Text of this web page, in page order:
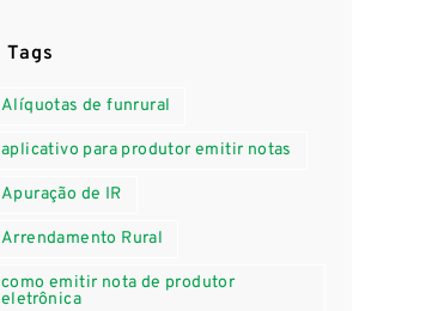
Tags
Alíquotas de funrural
aplicativo para produtor emitir notas
Apuração de IR
Arrendamento Rural
como emitir nota de produtor
eletrônica